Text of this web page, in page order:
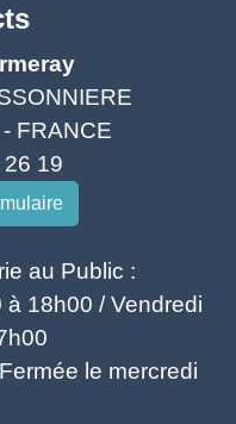
FRANCE
19
au Public :
18h00 / Vendredi
le mercredi